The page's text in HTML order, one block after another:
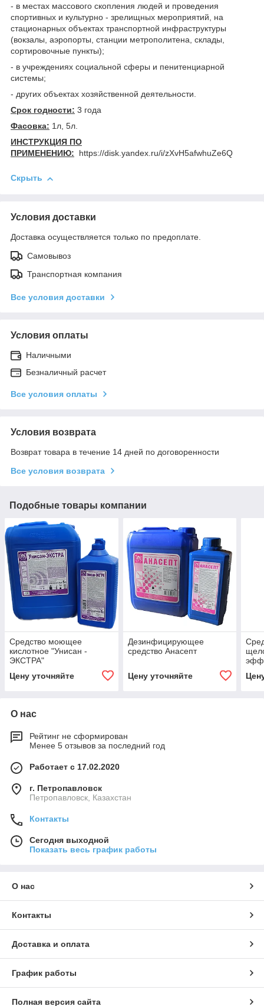
- в местах массового скопления людей и проведения
спортивных и культурно - зрелищных мероприятий, на
стационарных объектах транспортной инфраструктуры
(вокзалы, аэропорты, станции метрополитена, склады,
сортировочные пункты);
- в учреждениях социальной сферы и пенитенциарной
системы;
- других объектах хозяйственной деятельности.
Срок годности: 3 года
Фасовка: 1л, 5л.
ИНСТРУКЦИЯ ПО
ПРИМЕНЕНИЮ: https://disk.yandex.ru/i/zXvH5afwhuZe6Q
Скрыть
Условия доставки
Доставка осуществляется только по предоплате.
Самовывоз
Транспортная компания
Все условия доставки
Условия оплаты
Наличными
Безналичный расчет
Все условия оплаты
Условия возврата
Возврат товара в течение 14 дней по договоренности
Все условия возврата
Подобные товары компании
Средство моющее
кислотное "Унисан -
ЭКСТРА"
Цену уточняйте
Дезинфицирующее
средство Анасепт
Цену уточняйте
О нас
Рейтинг не сформирован
Менее 5 отзывов за последний год
Работает с 17.02.2020
г. Петропавловск
Петропавловск, Казахстан
Контакты
Сегодня выходной
Показать весь график работы
О нас
Контакты
Доставка и оплата
График работы
Полная версия сайта